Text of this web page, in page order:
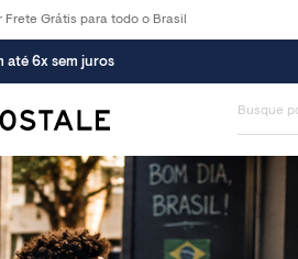
Grátis para todo o Brasil
compra
- COPA